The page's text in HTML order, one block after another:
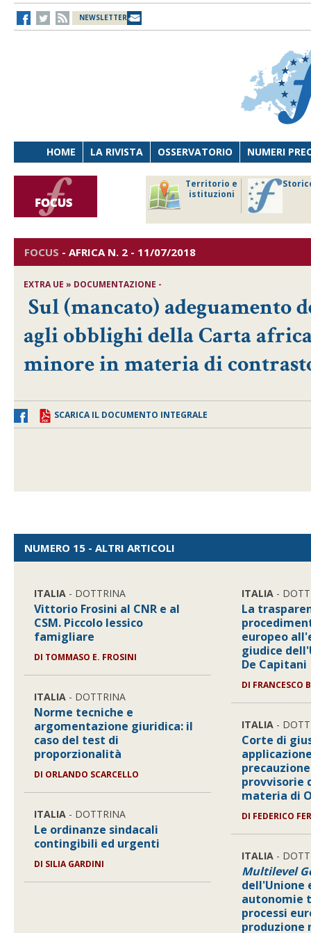
NEWSLETTER
HOME LA RIVISTA OSSERVATORIO NUMERI
Territorio e
istituzioni
FOCUS - AFRICAN. 2 - 11/07/2018
EXTRA UE » DOCUMENTAZIONE -
Sul (mancato) adeguamento
agli obblighi della Carta
minore in materia di
SCARICA IL DOCUMENTO INTEGRALE
NUMERO 15 - ALTRI ARTICOLI
ITALIA - DOTTRINA
Vittorio Frosini al CNR e al
CSM. Piccolo lessico
famigliare
DI TOMMASO E. FROSINI
ITALIA - DOTTRINA
Norme tecniche e
argomentazione giuridica: il
caso del test di
proporzionalità
DI ORLANDO SCARCELLO
ITALIA - DOTTRINA
Le ordinanze sindacali
contingibili ed urgenti
DI SILIA GARDINI
ITALIA -
La
europeo
giudice
De Capitani
DI FRANCESCO
ITALIA -
Corte di
provvisorie
materia di
DI FEDERICO
ITALIA -
Multilevel
dell'Unione
autonomie
processi
produzione